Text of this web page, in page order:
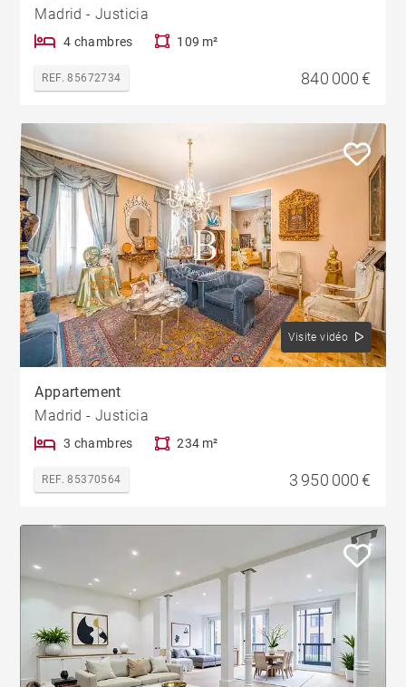
Madrid - Justicia
4 chambres 109 m²
REF. 85672734 840 000 €
Visite vidéo
Appartement
Madrid - Justicia
3 chambres 234 m²
REF. 85370564 3 950 000 €